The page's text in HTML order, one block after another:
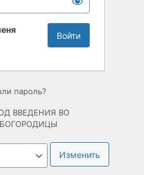
пароль?
ВВЕДЕНИЯ ВО